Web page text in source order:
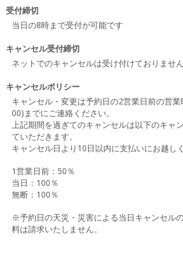
受付締切
当日の8時まで受付が可能です
キャンセル受付締切
ネットでのキャンセルは受け付けておりません
キャンセルポリシー
キャンセル・変更は予約日の2営業日前の営
00)までにご連絡ください。
上記期間を過ぎてのキャンセルは以下のキャ
ていただきます。
キャンセル日より10日以内に支払いにお越し
1営業日前：50％
当日：100％
無断：100％
※予約日の天災・災害による当日キャンセル
料は請求いたしません。